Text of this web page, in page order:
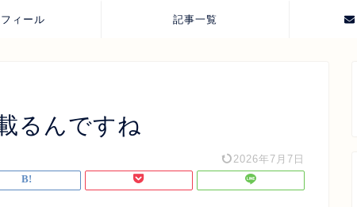
ィール 記事一覧
るんですね
2026年7月7日